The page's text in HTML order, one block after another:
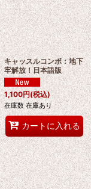
キャッスルコンボ：地下
牢解放！日本語版
1,100円(税込)
在庫数 在庫あり
カートに入れる